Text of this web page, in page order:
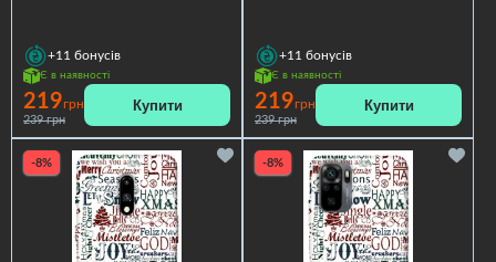
+11 бонусів
Є в наявності
219грн
239 грн
Купити
+11 бонусів
Є в наявності
219грн
239 грн
Купити
-8% -8%